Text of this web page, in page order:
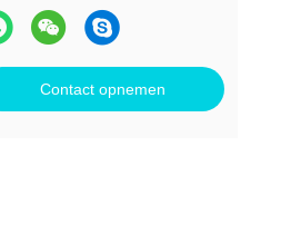
Contact opnemen